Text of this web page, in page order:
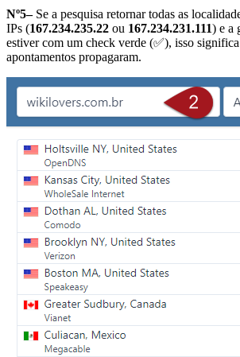
Nº5–Se a pesquisa retornar todas as
IPs (167.234.235.22 ou 167.234.231.111) e a
estiver com um check verde (✅), isso significa
apontamentos propagaram.